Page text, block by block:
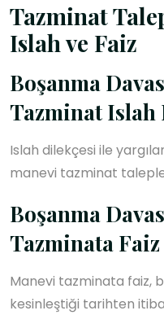
Tazminat
Islah ve Faiz
Boşanma
Tazminat
Islah dilekçesi ile
manevi tazminat
Boşanma
Tazminata
Manevi tazminata faiz,
kesinleştiği tarihten